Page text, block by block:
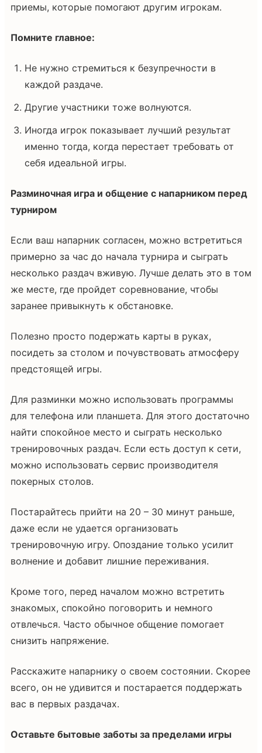
приемы, которые помогают другим игрокам.
Помните главное:
Не нужно стремиться к безупречности в
каждой раздаче.
Другие участники тоже волнуются.
Иногда игрок показывает лучший результат
именно тогда, когда перестает требовать от
себя идеальной игры.
Разминочная игра и общение с напарником перед
турниром
Если ваш напарник согласен, можно встретиться
примерно за час до начала турнира и сыграть
несколько раздач вживую. Лучше делать это в том
же месте, где пройдет соревнование, чтобы
заранее привыкнуть к обстановке.
Полезно просто подержать карты в руках,
посидеть за столом и почувствовать атмосферу
предстоящей игры.
Для разминки можно использовать программы
для телефона или планшета. Для этого достаточно
найти спокойное место и сыграть несколько
тренировочных раздач. Если есть доступ к сети,
можно использовать сервис производителя
покерных столов.
Постарайтесь прийти на 20 – 30 минут раньше,
даже если не удается организовать
тренировочную игру. Опоздание только усилит
волнение и добавит лишние переживания.
Кроме того, перед началом можно встретить
знакомых, спокойно поговорить и немного
отвлечься. Часто обычное общение помогает
снизить напряжение.
Расскажите напарнику о своем состоянии. Скорее
всего, он не удивится и постарается поддержать
вас в первых раздачах.
Оставьте бытовые заботы за пределами игры